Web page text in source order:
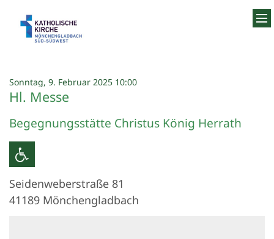
Sonntag, 9. Februar 2025 10:00:
Hl. Messe
Begegnungsstätte Christus König Herrath
Seidenweberstraße 81
41189 Mönchengladbach